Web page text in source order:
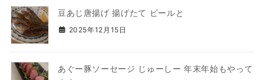
豆あじ唐揚げ 揚げたて ビールと
2025年12月15日
あぐー豚ソーセージ じゅーしー 年末年始もやって